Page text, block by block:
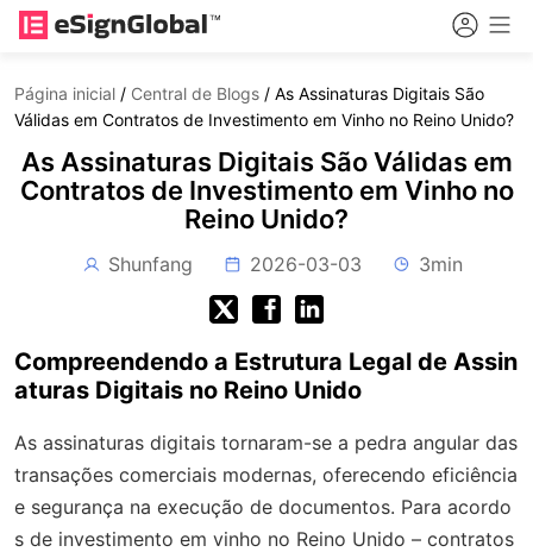
Página inicial / Central de Blogs / As Assinaturas Digitais São
Válidas em Contratos de Investimento em Vinho no Reino Unido?
As Assinaturas Digitais São Válidas em
Contratos de Investimento em Vinho no
Reino Unido?
Shunfang 2026-03-03 3min
Compreendendo a Estrutura Legal de Assin
aturas Digitais no Reino Unido
As assinaturas digitais tornaram-se a pedra angular das
transações comerciais modernas, oferecendo eficiência
e segurança na execução de documentos. Para acordo
s de investimento em vinho no Reino Unido – contratos